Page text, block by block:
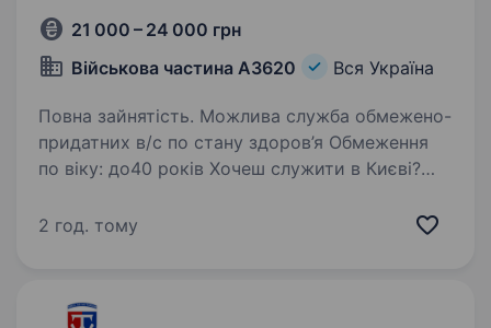
21 000 – 24 000 грн
Військова частина А3620
Вся Україна
Повна зайнятість. Можлива служба обмежено-
придатних в/с по стану здоров’я Обмеження
по віку: до40 років Хочеш служити в Києві?
для справжніх чоловіків і жінок, які хочуть
2 год. тому